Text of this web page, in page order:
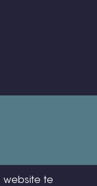
website te